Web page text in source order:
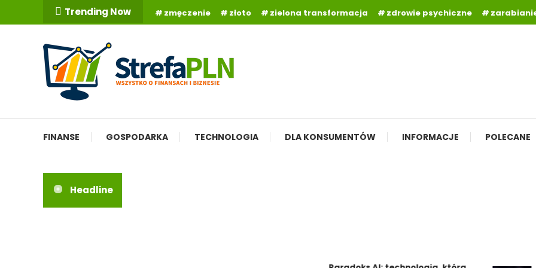
To
Trending Now zmęczenie złoto zielona transformacja zdrowie psychiczne
StrefaPLN.pl
FINANSE GOSPODARKA TECHNOLOGIA DLA KONSUMENTÓW INFORMACJE POLECANE
Headline